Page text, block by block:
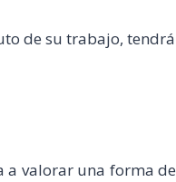
de su trabajo, tendrá
a valorar una forma de